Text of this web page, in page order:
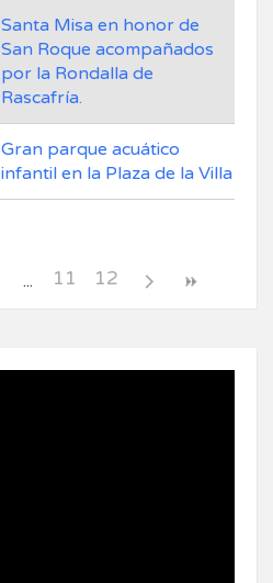
Santa Misa en honor de
San Roque acompañados
por la Rondalla de
Rascafría.
Gran parque acuático
infantil en la Plaza de la Villa
11 12